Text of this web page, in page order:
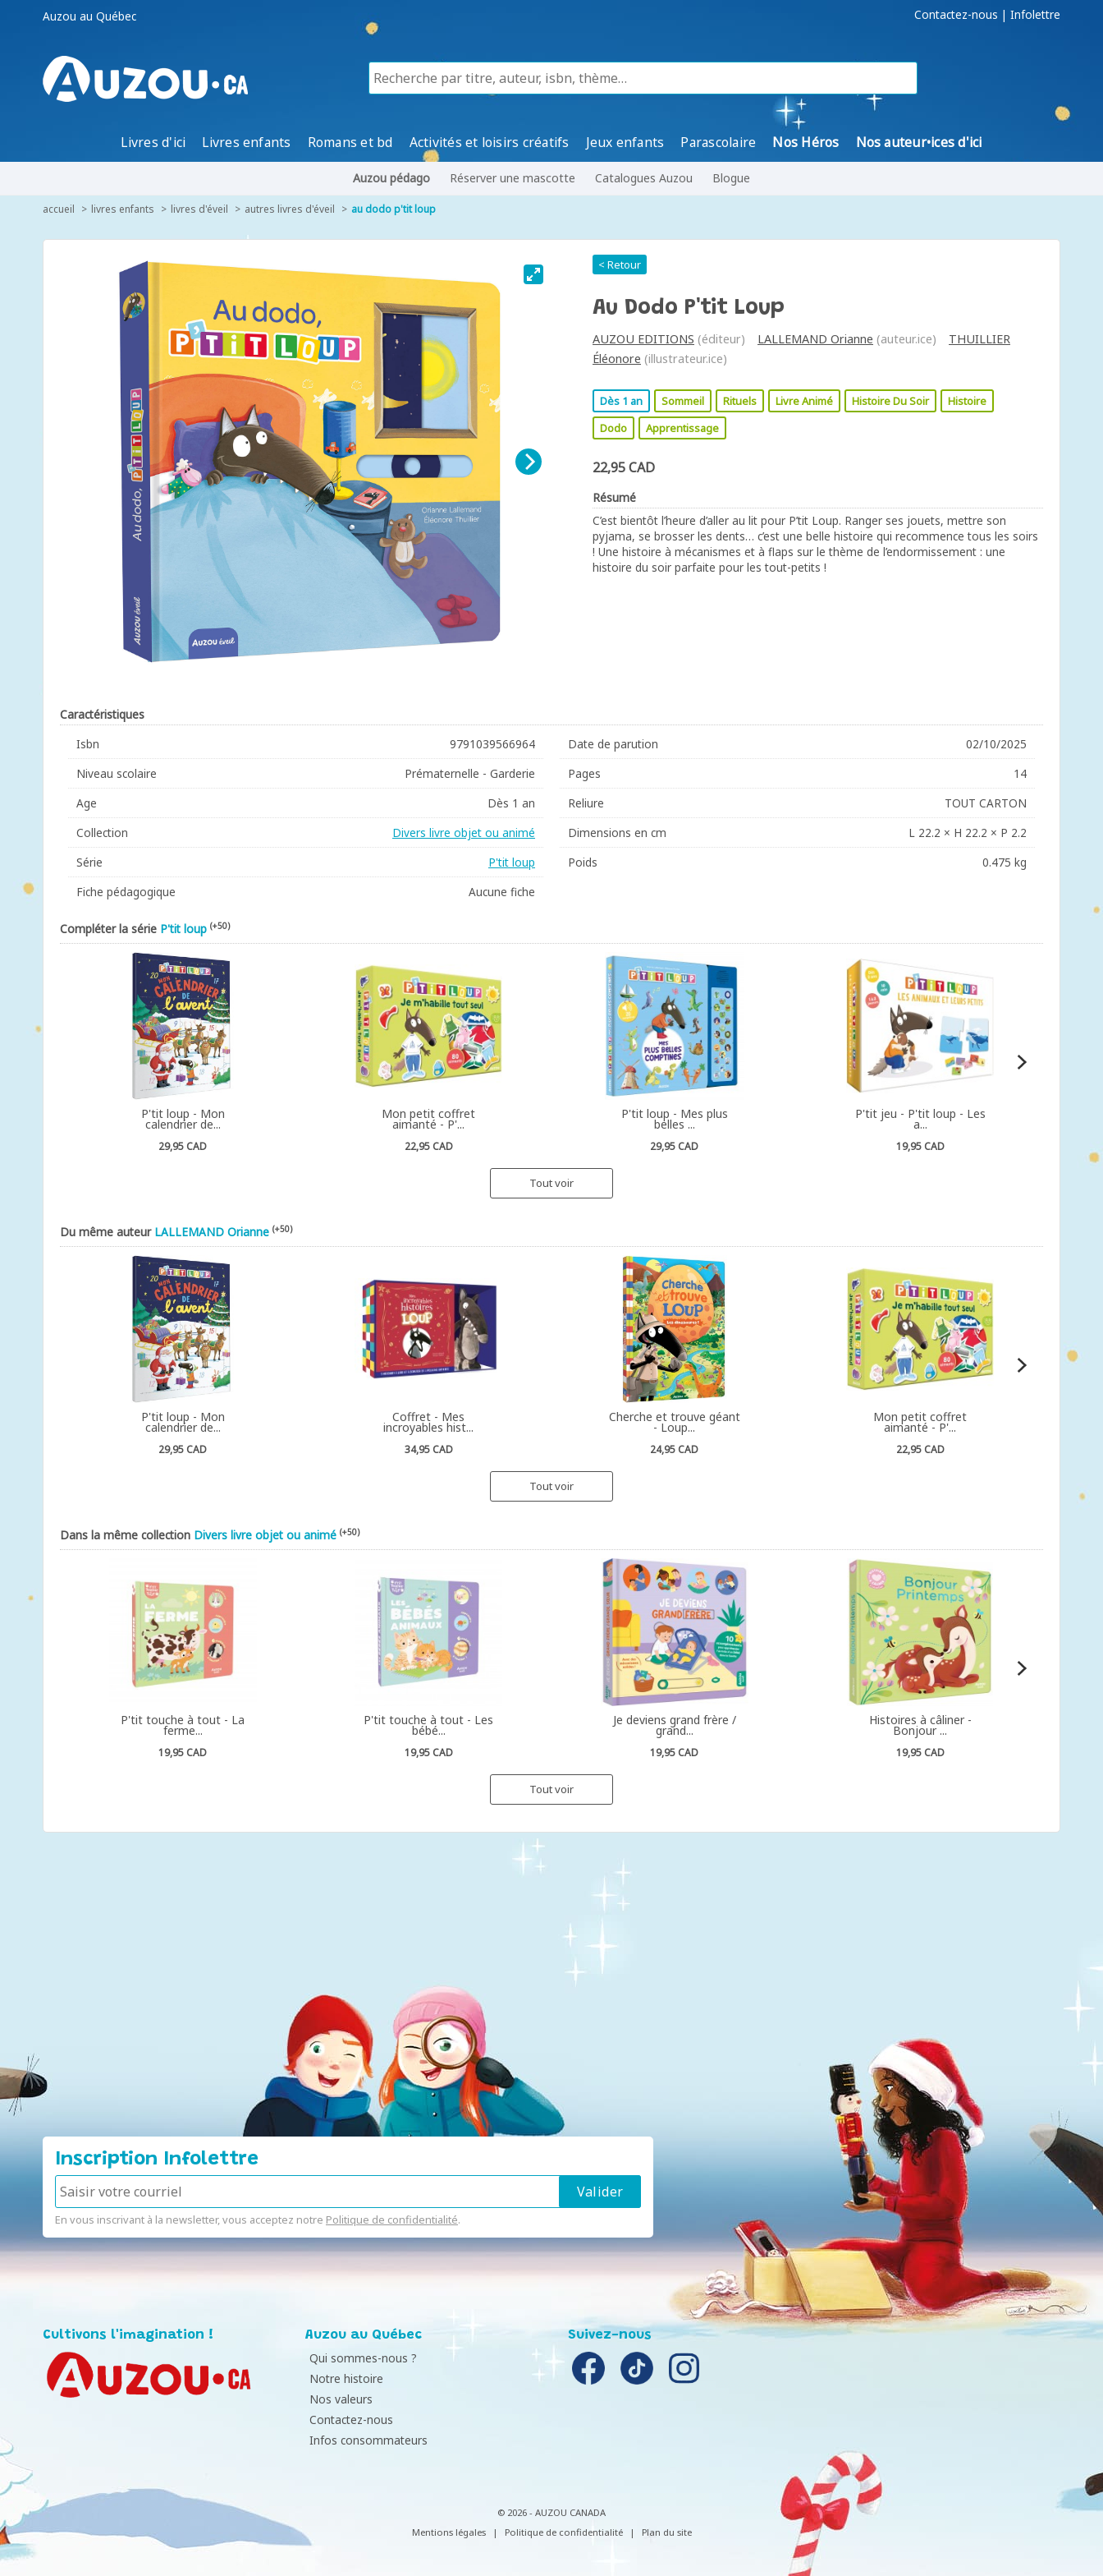
Auzou au Québec Contactez-nous | Infolettre
Livres d'ici Livres enfants Romans et bd Activités et loisirs créatifs Jeux enfants Parascolaire Nos Héros Nos auteur•ices d'ici
Auzou pédago Réserver une mascotte Catalogues Auzou Blogue
accueil livres enfants livres d'éveil autres livres d'éveil au dodo p'tit loup
< Retour
Au Dodo P'tit Loup
AUZOU EDITIONS (éditeur) LALLEMAND Orianne (auteur.ice)
THUILLIER
Éléonore (illustrateur.ice)
Dès 1 an Sommeil Rituels Livre Animé Histoire Du Soir
Histoire
Dodo
Apprentissage
22,95 CAD
Résumé
C’est bientôt l’heure d’aller au lit pour P’tit Loup. Ranger ses jouets, mettre son
pyjama, se brosser les dents… c’est une belle histoire qui recommence tous les soirs
! Une histoire à mécanismes et à flaps sur le thème de l’endormissement : une
histoire du soir parfaite pour les tout-petits !
Caractéristiques
Isbn
9791039566964
Niveau scolaire
Prématernelle - Garderie
Age
Dès 1 an
Collection
Divers livre objet ou animé
Série
P'tit loup
Fiche pédagogique
Aucune fiche
Date de parution
02/10/2025
Pages
14
Reliure
TOUT CARTON
Dimensions en cm
L 22.2 × H 22.2 × P 2.2
Poids
0.475 kg
Compléter la série P'tit loup (+50)
P'tit loup - Mon
calendrier de...
29,95 CAD
Mon petit coffret
aimanté - P'...
22,95 CAD
P'tit loup - Mes plus
belles ...
29,95 CAD
P'tit jeu - P'tit loup - Les
a...
19,95 CAD
Tout voir
Du même auteur LALLEMAND Orianne (+50)
P'tit loup - Mon
calendrier de...
29,95 CAD
Coffret - Mes
incroyables hist...
34,95 CAD
Cherche et trouve géant
- Loup...
24,95 CAD
Mon petit coffret
aimanté - P'...
22,95 CAD
Tout voir
Dans la même collection Divers livre objet ou animé (+50)
P'tit touche à tout - La
ferme...
19,95 CAD
P'tit touche à tout - Les
bébé...
19,95 CAD
Je deviens grand frère /
grand...
19,95 CAD
Histoires à câliner -
Bonjour ...
19,95 CAD
Tout voir
Inscription Infolettre
En vous inscrivant à la newsletter, vous acceptez notre Politique de confidentialité.
Cultivons l'imagination ! Auzou au Québec
Qui sommes-nous ?
Notre histoire
Nos valeurs
Contactez-nous
Infos consommateurs
Suivez-nous
© 2026 - AUZOU CANADA
Mentions légales
| Politique de confidentialité | Plan du site